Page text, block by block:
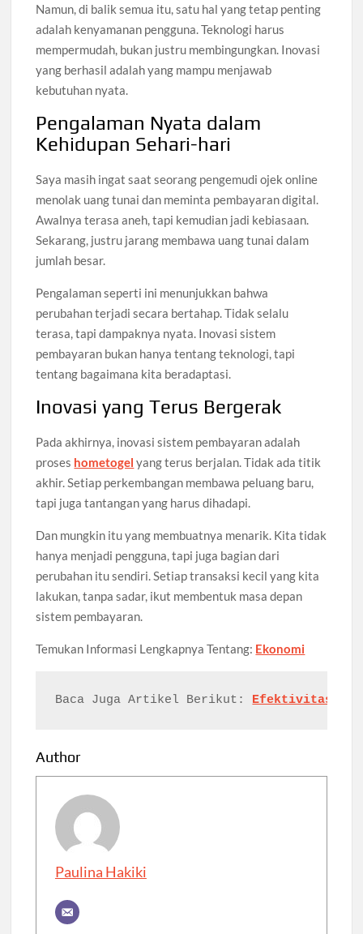
Namun, di balik semua itu, satu hal yang tetap penting
adalah kenyamanan pengguna. Teknologi harus
mempermudah, bukan justru membingungkan. Inovasi
yang berhasil adalah yang mampu menjawab
kebutuhan nyata.
Pengalaman Nyata dalam
Kehidupan Sehari-hari
Saya masih ingat saat seorang pengemudi ojek online
menolak uang tunai dan meminta pembayaran digital.
Awalnya terasa aneh, tapi kemudian jadi kebiasaan.
Sekarang, justru jarang membawa uang tunai dalam
jumlah besar.
Pengalaman seperti ini menunjukkan bahwa
perubahan terjadi secara bertahap. Tidak selalu
terasa, tapi dampaknya nyata. Inovasi sistem
pembayaran bukan hanya tentang teknologi, tapi
tentang bagaimana kita beradaptasi.
Inovasi yang Terus Bergerak
Pada akhirnya, inovasi sistem pembayaran adalah
proses hometogel yang terus berjalan. Tidak ada titik
akhir. Setiap perkembangan membawa peluang baru,
tapi juga tantangan yang harus dihadapi.
Dan mungkin itu yang membuatnya menarik. Kita tidak
hanya menjadi pengguna, tapi juga bagian dari
perubahan itu sendiri. Setiap transaksi kecil yang kita
lakukan, tanpa sadar, ikut membentuk masa depan
sistem pembayaran.
Temukan Informasi Lengkapnya Tentang: Ekonomi
Baca Juga Artikel Berikut: Efektivitas
Author
Paulina Hakiki